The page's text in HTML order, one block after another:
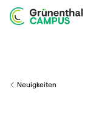
Back to
Neuigkeiten